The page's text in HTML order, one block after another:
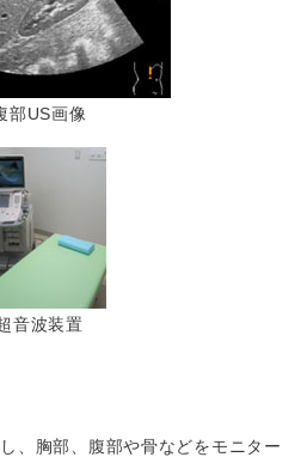
部US画像
音波装置
、胸部、腹部や骨などをモニター